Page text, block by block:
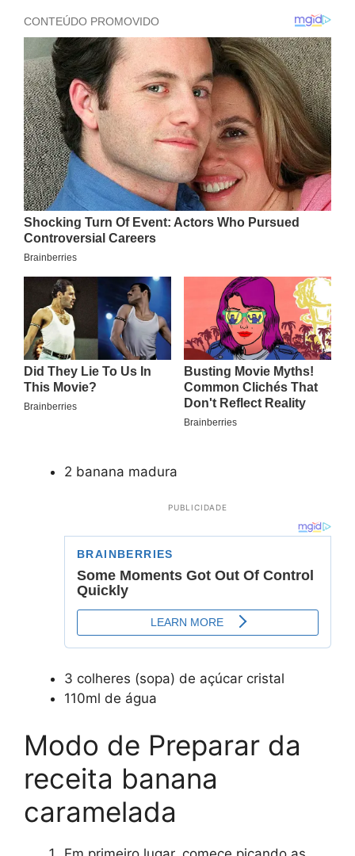
2 banana madura
PUBLICIDADE
3 colheres (sopa) de açúcar cristal
110ml de água
Modo de Preparar da
receita banana
caramelada